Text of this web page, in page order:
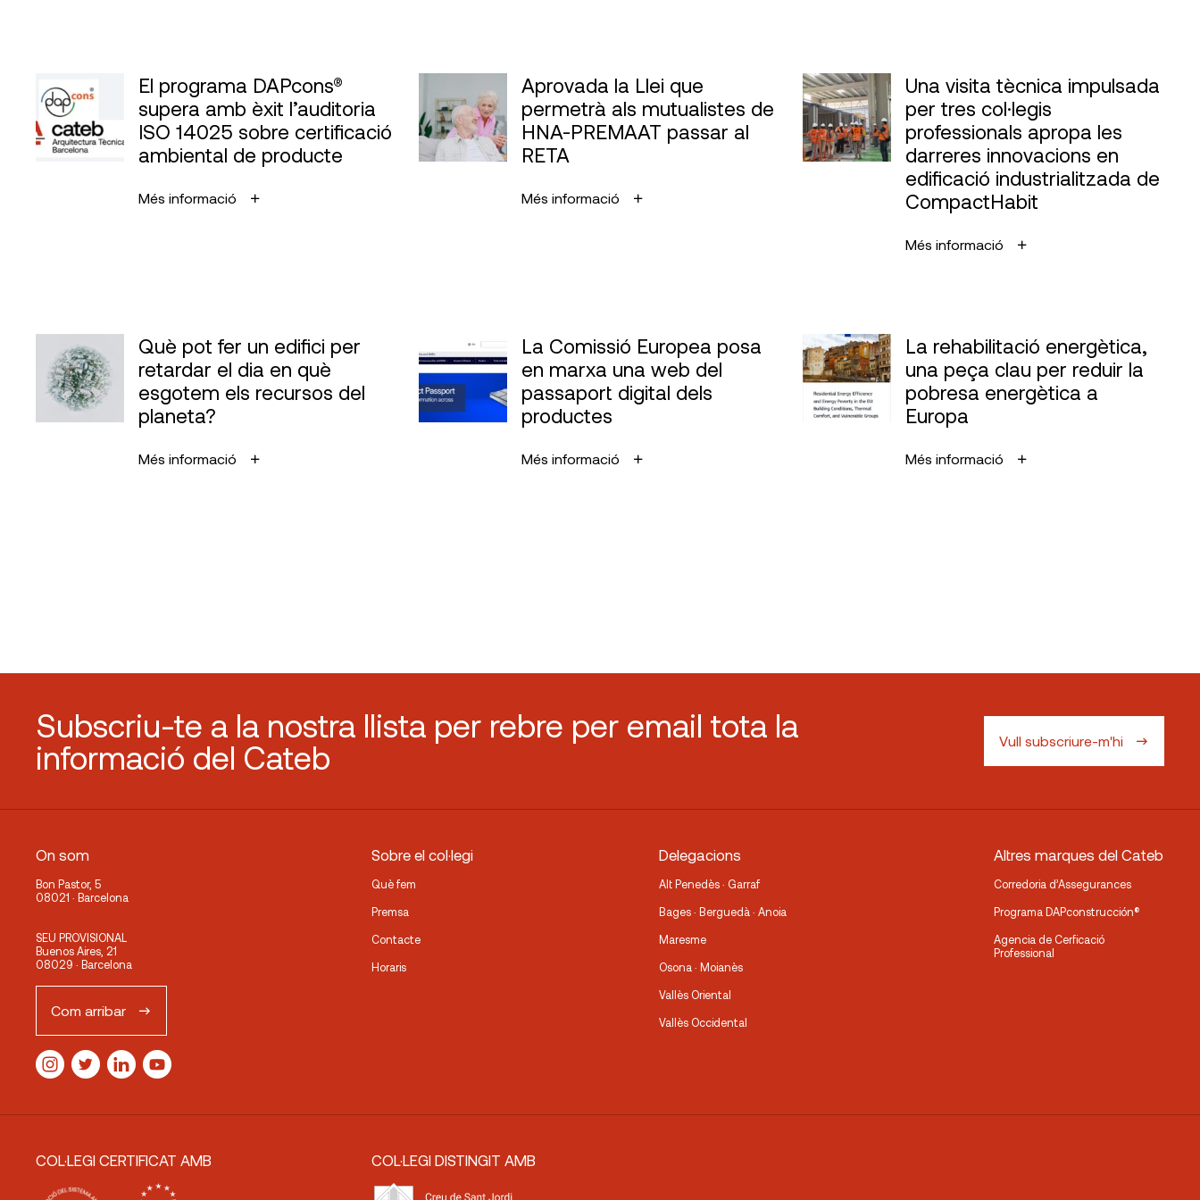
El programa DAPcons®
supera amb èxit l’auditoria
ISO 14025 sobre certificació
ambiental de producte
Més informació
Aprovada la Llei que
permetrà als mutualistes de
HNA-PREMAAT passar al
RETA
Més informació
Una visita tècnica impulsada
per tres col·legis
professionals apropa les
darreres innovacions en
edificació industrialitzada de
CompactHabit
Més informació
Què pot fer un edifici per
retardar el dia en què
esgotem els recursos del
planeta?
Més informació
La Comissió Europea posa
en marxa una web del
passaport digital dels
productes
Més informació
La rehabilitació energètica,
una peça clau per reduir la
pobresa energètica a
Europa
Més informació
Subscriu-te a la nostra llista per rebre per email tota la
informació del Cateb
Vull subscriure-m'hi
On som
Bon Pastor, 5
08021 · Barcelona
SEU PROVISIONAL
Buenos Aires, 21
08029 · Barcelona
Com arribar
Sobre el col·legi
Què fem
Premsa
Contacte
Horaris
Delegacions
Alt Penedès · Garraf
Bages · Berguedà · Anoia
Maresme
Osona · Moianès
Vallès Oriental
Vallès Occidental
Altres marques del Cateb
Corredoria d’Assegurances
Programa DAPconstrucción®
Agencia de Cerficació
Professional
COL·LEGI CERTIFICAT AMB COL·LEGI DISTINGIT AMB